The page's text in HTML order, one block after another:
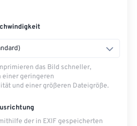
das Bild schneller,
einer geringeren
und einer größeren Dateigröße.
der in EXIF ​​gespeicherten